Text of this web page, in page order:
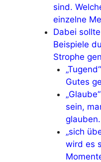
sind.
einzelne
Dabei
Beispiele
Strophe
Gutes
sein,
glauben.
„sich
wird es